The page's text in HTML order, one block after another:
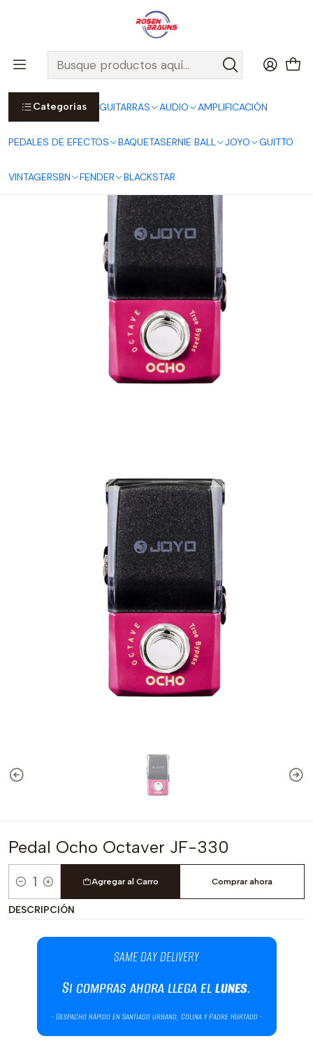
Categorías GUITARRAS AUDIO AMPLIFICACIÓN
PEDALES DE EFECTOS BAQUETASERNIE BALL JOYO GUITTO
VINTAGERSBN FENDER BLACKSTAR
Por compras sobre $25.000 en Santiago urbano, Colina o
Padre Hurtado, incluimos el despacho!
Ver Detalles
Inicio JOYO PEDALES
IRONMAN SERIES
Pedal Ocho Octaver JF-330
Pedal Ocho Octaver JF-330
Cantidad
Agregar al Carro Comprar ahora
DESCRIPCIÓN